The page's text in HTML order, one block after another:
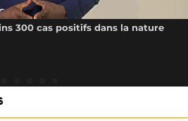
300 cas positifs dans la nature